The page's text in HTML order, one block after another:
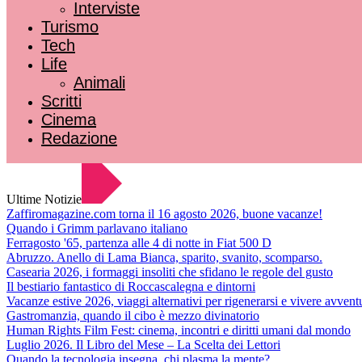
Interviste
Turismo
Tech
Life
Animali
Scritti
Cinema
Redazione
Ultime Notizie
Zaffiromagazine.com torna il 16 agosto 2026, buone vacanze!
Quando i Grimm parlavano italiano
Ferragosto '65, partenza alle 4 di notte in Fiat 500 D
Abruzzo. Anello di Lama Bianca, sparito, svanito, scomparso.
Casearia 2026, i formaggi insoliti che sfidano le regole del gusto
Il bestiario fantastico di Roccascalegna e dintorni
Vacanze estive 2026, viaggi alternativi per rigenerarsi e vivere
Gastromanzia, quando il cibo è mezzo divinatorio
Human Rights Film Fest: cinema, incontri e diritti umani dal mondo
Luglio 2026. Il Libro del Mese – La Scelta dei Lettori
Quando la tecnologia insegna, chi plasma la mente?